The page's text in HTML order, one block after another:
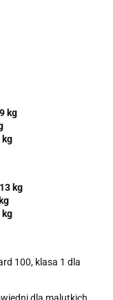
9 kg
kg
13 kg
kg
100, klasa 1 dla